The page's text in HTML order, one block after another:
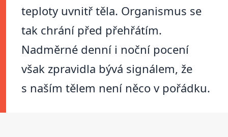
teploty uvnitř těla. Organismus se
tak chrání před přehřátím.
Nadměrné denní i noční pocení
však zpravidla bývá signálem, že
s naším tělem není něco v pořádku.